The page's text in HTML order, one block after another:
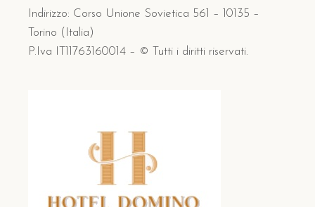
Indirizzo: Corso Unione Sovietica 561 – 10135 –
Torino (Italia)
P.Iva IT11763160014 – © Tutti i diritti riservati.